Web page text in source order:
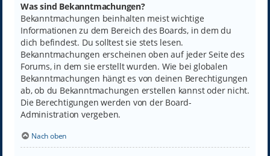
Was sind Bekanntmachungen?
Bekanntmachungen beinhalten meist wichtige
Informationen zu dem Bereich des Boards, in dem du
dich befindest. Du solltest sie stets lesen.
Bekanntmachungen erscheinen oben auf jeder Seite des
Forums, in dem sie erstellt wurden. Wie bei globalen
Bekanntmachungen hängt es von deinen Berechtigungen
ab, ob du Bekanntmachungen erstellen kannst oder nicht.
Die Berechtigungen werden von der Board-
Administration vergeben.
Nach oben